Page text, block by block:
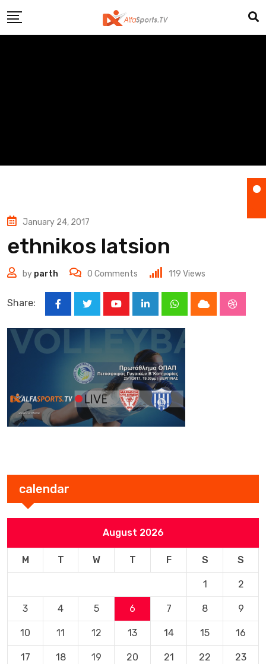
to
January 24, 2017
ethnikos latsion
by parth 0 Comments 119 Views
Share:
LinkedInWhatsappCloud
calendar
August 2026
M T W T F S S
1 2
3 4 5 6 7 8 9
10 11 12 13 14 15 16
17 18 19 20 21 22 23